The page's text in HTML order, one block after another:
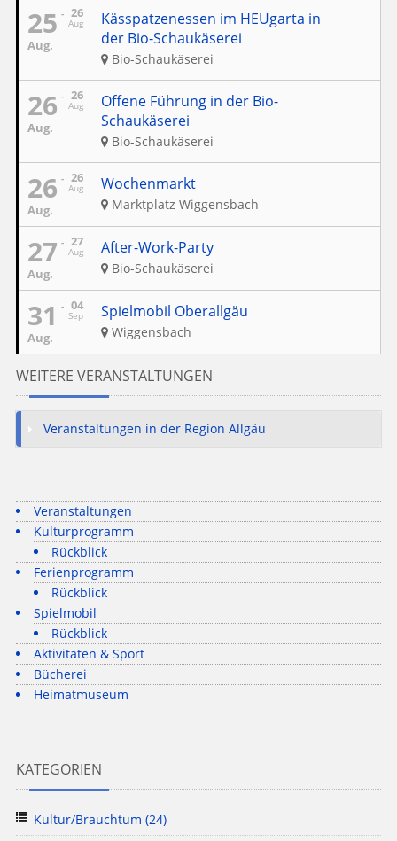
26
Aug
25
Aug.
Kässpatzenessen im HEUgarta in
der Bio-Schaukäserei
Bio-Schaukäserei
26
Aug
26
Aug.
Offene Führung in der Bio-
Schaukäserei
Bio-Schaukäserei
26
Aug
26
Aug.
Wochenmarkt
Marktplatz Wiggensbach
27
Aug
27
Aug.
After-Work-Party
Bio-Schaukäserei
04
Sep
31
Aug.
Spielmobil Oberallgäu
Wiggensbach
WEITERE VERANSTALTUNGEN
Veranstaltungen in der Region Allgäu
Veranstaltungen
Kulturprogramm
Rückblick
Ferienprogramm
Rückblick
Spielmobil
Rückblick
Aktivitäten & Sport
Bücherei
Heimatmuseum
KATEGORIEN
Kultur/Brauchtum (24)